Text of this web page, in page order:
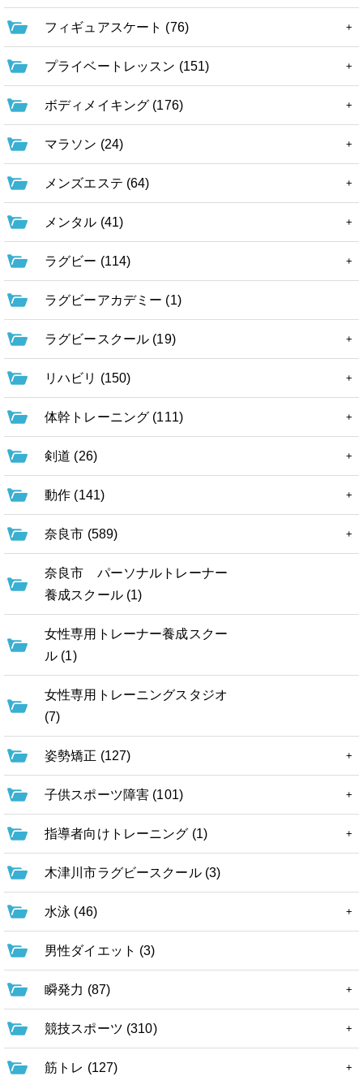
フィギュアスケート (76)
プライベートレッスン (151)
ボディメイキング (176)
マラソン (24)
メンズエステ (64)
メンタル (41)
ラグビー (114)
ラグビーアカデミー (1)
ラグビースクール (19)
リハビリ (150)
体幹トレーニング (111)
剣道 (26)
動作 (141)
奈良市 (589)
奈良市 パーソナルトレーナー
養成スクール (1)
女性専用トレーナー養成スクー
ル (1)
女性専用トレーニングスタジオ
(7)
姿勢矯正 (127)
子供スポーツ障害 (101)
指導者向けトレーニング (1)
木津川市ラグビースクール (3)
水泳 (46)
男性ダイエット (3)
瞬発力 (87)
競技スポーツ (310)
筋トレ (127)